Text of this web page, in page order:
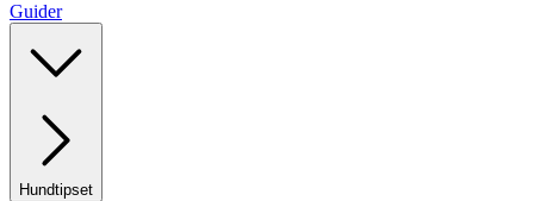
Guider
Hundtipset